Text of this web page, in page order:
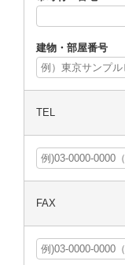
建物・部屋番号
TEL
FAX